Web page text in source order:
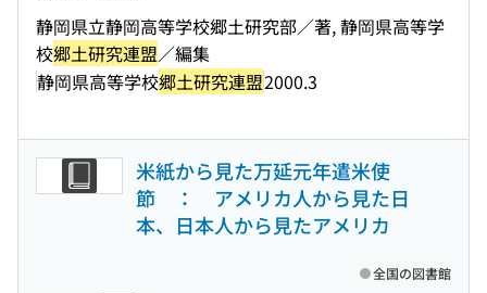
静岡県立静岡高等学校郷土研究部／著, 静岡県高等学
校郷土研究連盟／編集
静岡県高等学校郷土研究連盟2000.3
米紙から見た万延元年遣米使
節 ： アメリカ人から見た日
本、日本人から見たアメリカ
全国の図書館